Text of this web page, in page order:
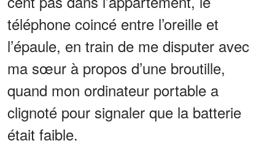
téléphone coincé entre l’oreille et
l’épaule, en train de me disputer avec
ma sœur à propos d’une broutille,
quand mon ordinateur portable a
clignoté pour signaler que la batterie
était faible.